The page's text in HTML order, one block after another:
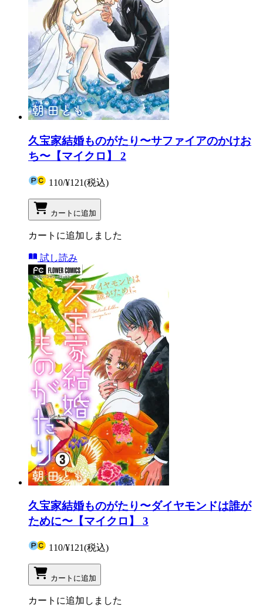
久宝家結婚ものがたり〜サファイアのかけお
ち〜【マイクロ】 2
110/¥121(税込)
カートに追加
カートに追加しました
試し読み
久宝家結婚ものがたり〜ダイヤモンドは誰が
ために〜【マイクロ】 3
110/¥121(税込)
カートに追加
カートに追加しました